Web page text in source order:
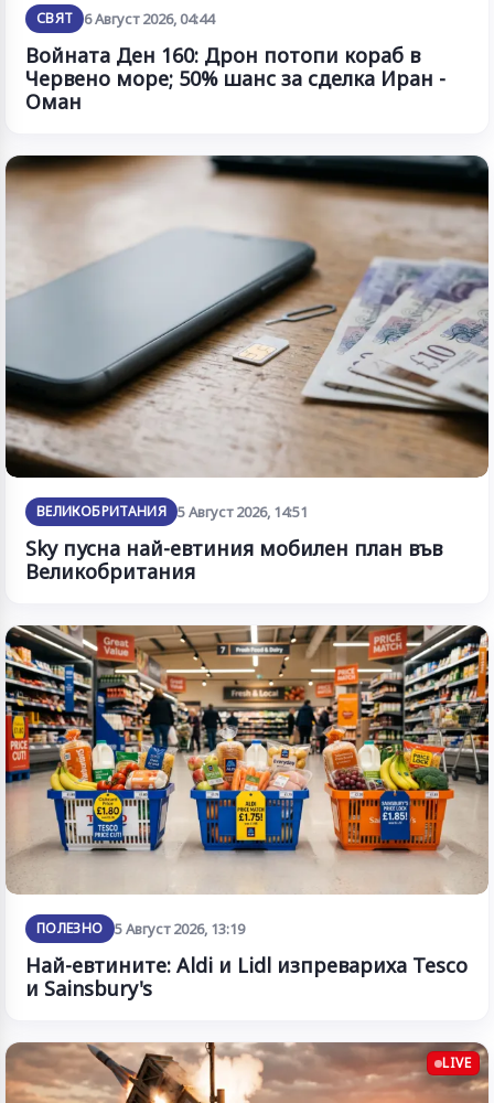
СВЯТ 6 Август 2026, 04:44
Войната Ден 160: Дрон потопи кораб в
Червено море; 50% шанс за сделка Иран -
Оман
ВЕЛИКОБРИТАНИЯ 5 Август 2026, 14:51
Sky пусна най-евтиния мобилен план във
Великобритания
ПОЛЕЗНО 5 Август 2026, 13:19
Най-евтините: Aldi и Lidl изпревариха Tesco
и Sainsbury's
LIVE